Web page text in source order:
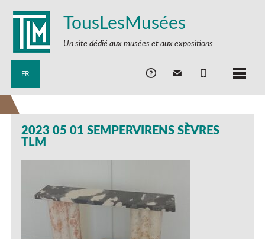
TousLesMusées
Un site dédié aux musées et aux expositions
FR
2023 05 01 SEMPERVIRENS SÈVRES
TLM